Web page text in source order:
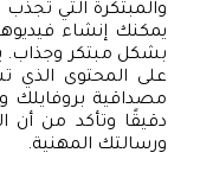
والمبتكرة التي تجذب
يمكنك إنشاء
بشكل مبتكر وجذاب.
على المحتوى الذي
مصداقية بروفايلك
دقيقًا وتأكد من أن
ورسالتك المهنية.